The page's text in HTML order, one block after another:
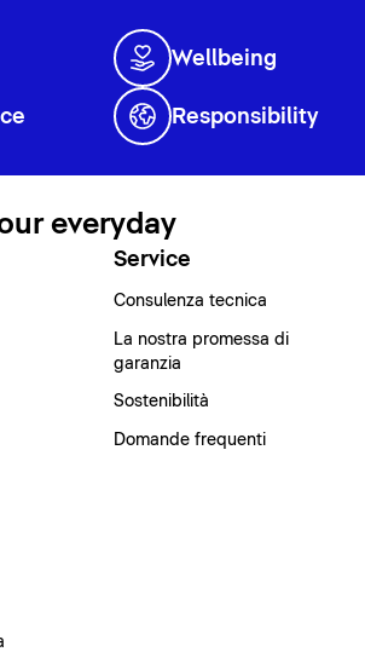
Wellbeing
Responsibility
everyday
Service
Consulenza tecnica
La nostra promessa di
garanzia
Sostenibilità
Domande frequenti